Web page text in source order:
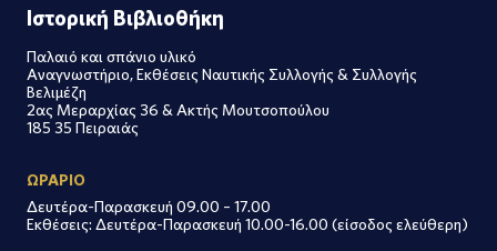
Ιστορική Βιβλιοθήκη
Παλαιό και σπάνιο υλικό
Αναγνωστήριο, Εκθέσεις Ναυτικής Συλλογής & Συλλογής
Βελιμέζη
2ας Μεραρχίας 36 & Ακτής Μουτσοπούλου
185 35 Πειραιάς
ΩΡΑΡΙΟ
Δευτέρα-Παρασκευή 09.00 – 17.00
Εκθέσεις: Δευτέρα-Παρασκευή 10.00-16.00 (είσοδος ελεύθερη)